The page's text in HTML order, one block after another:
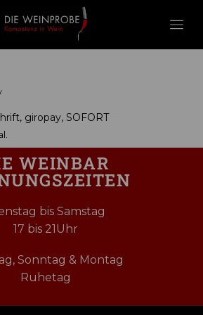
giropay, SOFORT
WEINBAR
bis Samstag
17 bis 21Uhr
Sonntag & Montag
Ruhetag